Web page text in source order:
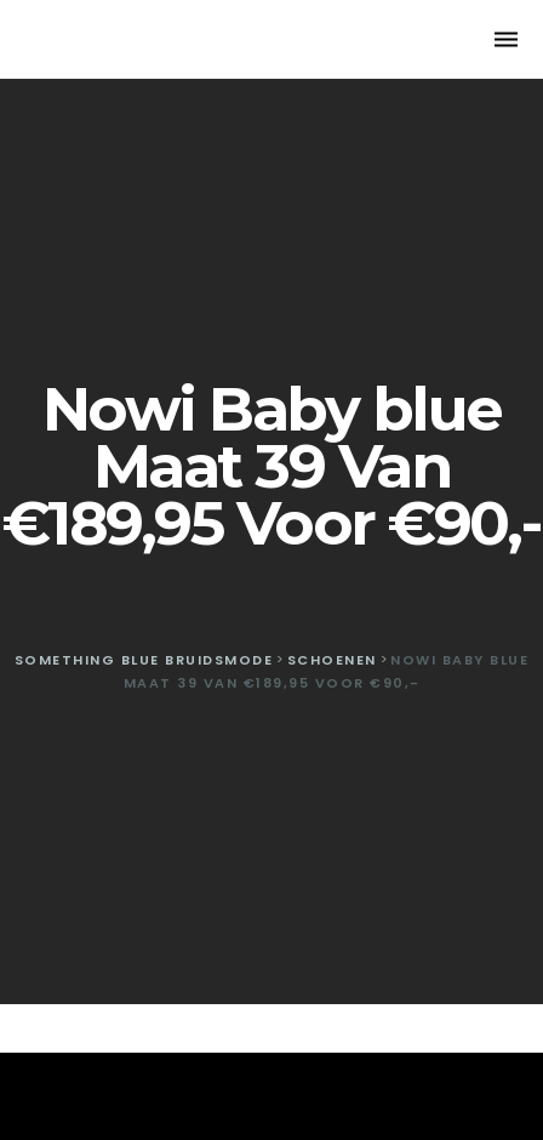
Nowi Baby blue
Maat 39 Van
€189,95 Voor €90,-
SOMETHING BLUE BRUIDSMODE > SCHOENEN > NOWI BABY BLUE
MAAT 39 VAN €189,95 VOOR €90,-